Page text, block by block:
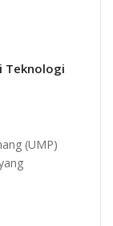
Teknologi
(UMP)